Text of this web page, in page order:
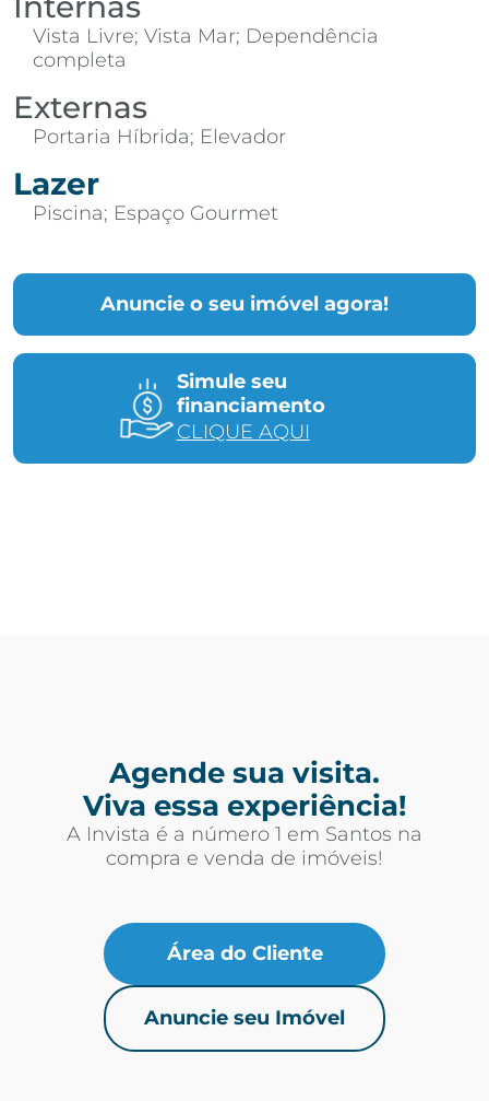
Anuncie o seu imóvel agora!
Simule seu
financiamento
CLIQUE AQUI
Vista Livre; Vista Mar; Dependência
completa
Externas
Portaria Híbrida; Elevador
Lazer
Piscina; Espaço Gourmet
Agende sua visita.
Viva essa experiência!
A Invista é a número 1 em Santos na
compra e venda de imóveis!
Área do Cliente
Anuncie seu Imóvel